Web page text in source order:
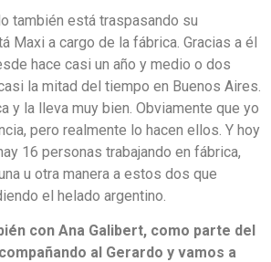
también está traspasando su
Maxi a cargo de la fábrica. Gracias a él
hace casi un año y medio o dos
la mitad del tiempo en Buenos Aires.
y la lleva muy bien. Obviamente que yo
pero realmente lo hacen ellos. Y hoy
16 personas trabajando en fábrica,
u otra manera a estos dos que
el helado argentino.
con Ana Galibert, como parte del
al Gerardo y vamos a